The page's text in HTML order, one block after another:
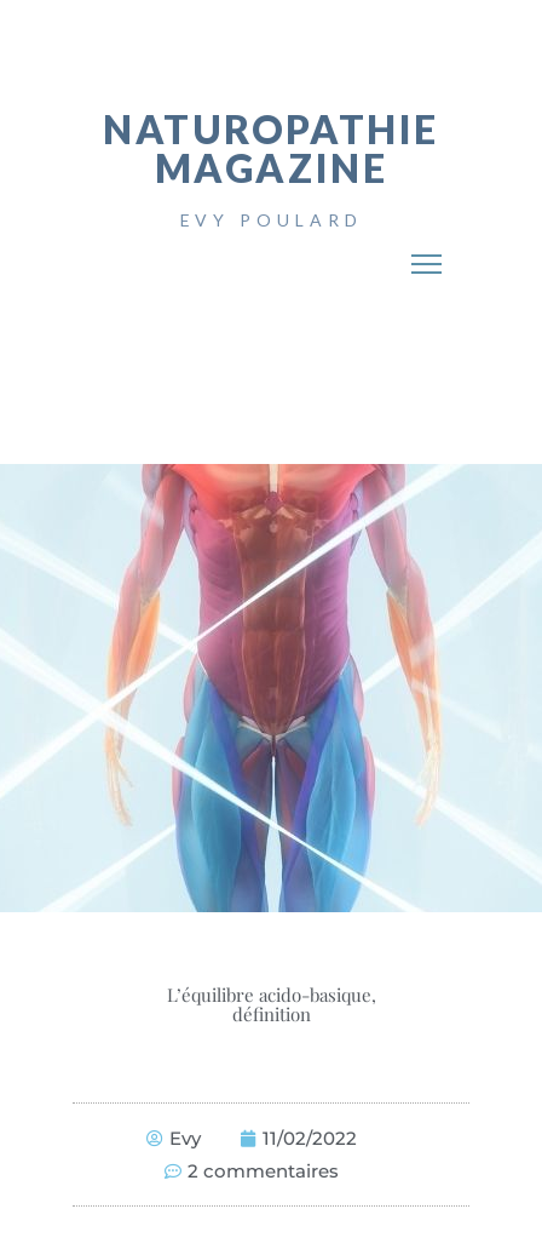
NATUROPATHIE
MAGAZINE
EVY POULARD
L’équilibre acido-basique,
définition
Evy
11/02/2022
2 commentaires